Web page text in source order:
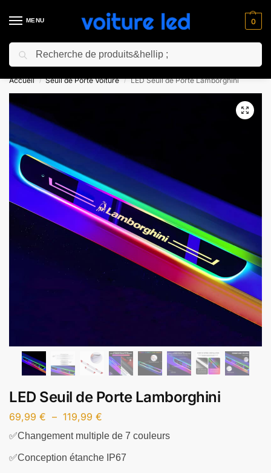
MENU 0
⚡ 10% de réduction pour les nouveaux clients avec le code “NC10”
Accueil / Seuil de Porte Voiture / LED Seuil de Porte Lamborghini
LED Seuil de Porte Lamborghini
69,99 € – 119,99 €
✅Changement multiple de 7 couleurs
✅Conception étanche IP67